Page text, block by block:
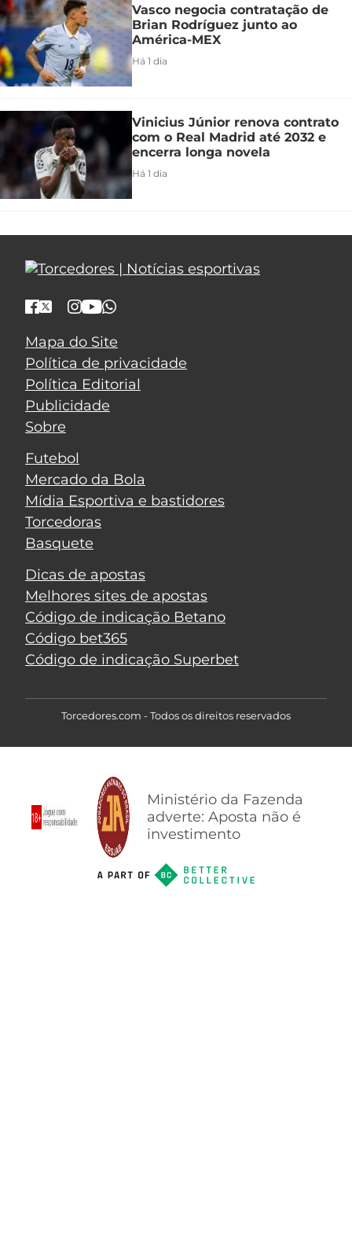
Vasco negocia contratação de
Brian Rodríguez junto ao
América-MEX
Há 1 dia
Vinicius Júnior renova contrato
com o Real Madrid até 2032 e
encerra longa novela
Há 1 dia
Mapa do Site
Política de privacidade
Política Editorial
Publicidade
Sobre
Futebol
Mercado da Bola
Mídia Esportiva e bastidores
Torcedoras
Basquete
Dicas de apostas
Melhores sites de apostas
Código de indicação Betano
Código bet365
Código de indicação Superbet
Torcedores.com - Todos os direitos reservados
Ministério da Fazenda
adverte: Aposta não é
investimento